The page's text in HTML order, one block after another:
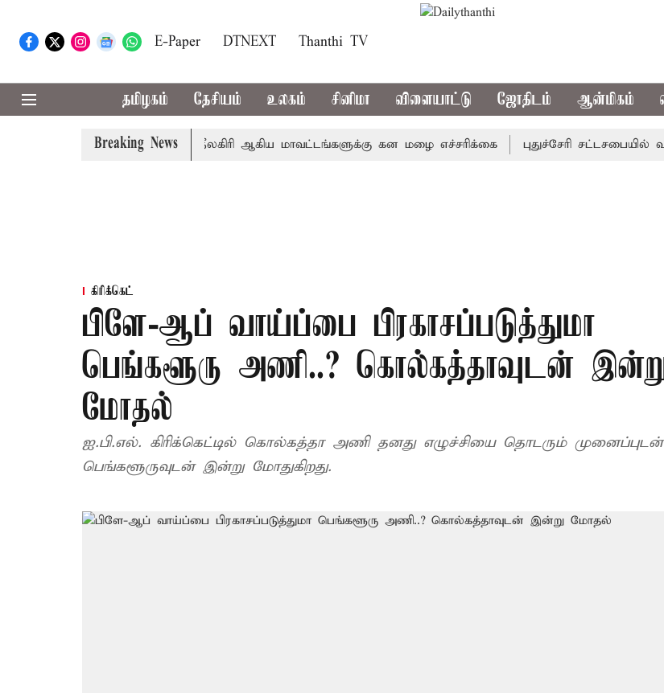
E-Paper DTNEXT Thanthi TV
தமிழகம் தேசியம் உலகம் சினிமா விளையாட்டு ஜோதிடம் ஆன்மிகம்
Breaking News
கோவை, தேனி,நீலகிரி ஆகிய மாவட்டங்களுக்கு கன மழை எச்சரிக்கை புதுச்சேரி சட்டசபையில்
கிரிக்கெட்
பிளே-ஆப் வாய்ப்பை பிரகாசப்படுத்துமா
பெங்களூரு அணி..? கொல்கத்தாவுடன்
மோதல்
ஐ.பி.எல். கிரிக்கெட்டில் கொல்கத்தா அணி தனது எழுச்சியை தொடரும் முனைப்புடன்
பெங்களூருவுடன் இன்று மோதுகிறது.